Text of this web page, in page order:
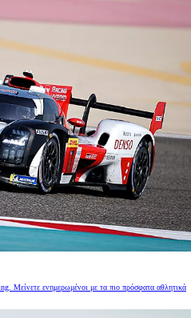
Μείνετε ενημερωμένοι με τα πιο πρόσφατα αθλητικά